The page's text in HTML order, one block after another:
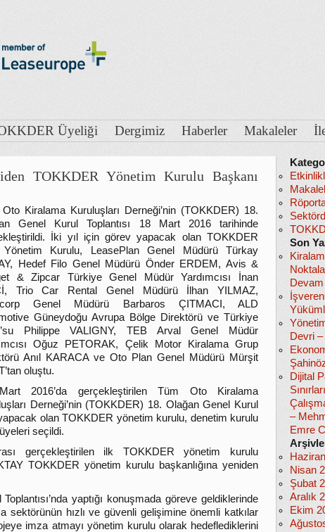
Üyeliği Dergimiz Haberler Makaleler
TOKKDER Yönetim Kurulu Başkanı
Kiralama Kuruluşları Derneği’nin (TOKKDER) 18.
Genel Kurul Toplantısı 18 Mart 2016 tarihinde
İki yıl için görev yapacak olan TOKKDER
Kurulu, LeasePlan Genel Müdürü Türkay
Hedef Filo Genel Müdürü Önder ERDEM, Avis &
& Zipcar Türkiye Genel Müdür Yardımcısı İnan
Trio Car Rental Genel Müdürü İlhan YILMAZ,
Genel Müdürü Barbaros ÇITMACI, ALD
Güneydoğu Avrupa Bölge Direktörü ve Türkiye
Philippe VALIGNY, TEB Arval Genel Müdür
Oğuz PETORAK, Çelik Motor Kiralama Grup
Anıl KARACA ve Oto Plan Genel Müdürü Mürşit
oluştu.
2016’da gerçekleştirilen Tüm Oto Kiralama
Derneği’nin (TOKKDER) 18. Olağan Genel Kurul
yapacak olan TOKKDER yönetim kurulu, denetim kurulu
seçildi.
gerçekleştirilen ilk TOKKDER yönetim kurulu
TOKKDER yönetim kurulu başkanlığına yeniden
yaptığı konuşmada göreve geldiklerinde
sektörünün hızlı ve güvenli gelişimine önemli katkılar
imza atmayı yönetim kurulu olarak hedeflediklerini
Son
Devri
Dijital
–
Emre
Nisan
Şubat
Aralık
Ekim